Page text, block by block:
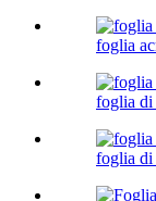
foglia
foglia di
foglia di